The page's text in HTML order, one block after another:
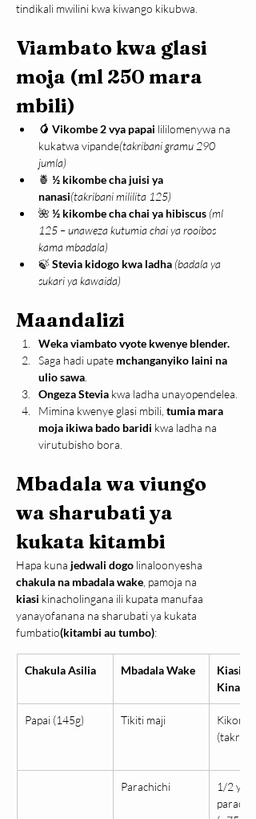
tindikali mwilini kwa kiwango kikubwa.
Viambato kwa glasi
moja (ml 250 mara
mbili)
🥭 Vikombe 2 vya papai lililomenywa na
kukatwa vipande(takribani gramu 290
jumla)
🍍 ½ kikombe cha juisi ya
nanasi(takribani mililita 125)
🌺 ½ kikombe cha chai ya hibiscus (ml
125 – unaweza kutumia chai ya rooibos
kama mbadala)
🍃 Stevia kidogo kwa ladha (badala ya
sukari ya kawaida)
Maandalizi
Weka viambato vyote kwenye blender.
Saga hadi upate mchanganyiko laini na
ulio sawa
Ongeza Stevia kwa ladha unayopendelea.
Mimina kwenye glasi mbili, tumia mara
moja ikiwa bado baridi kwa ladha na
virutubisho bora.
Mbadala wa viungo
wa sharubati ya
kukata kitambi
Hapa kuna jedwali dogo linaloonyesha
chakula na mbadala wake , pamoja na
kiasi kinacholingana ili kupata manufaa
yanayofanana na sharubati ya kukata
fumbatio(kitambi au tumbo):
Chakula Asilia Mbadala Wake
Kiasi
Papai (145g) Tikiti maji
Parachichi
1/2 ya